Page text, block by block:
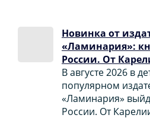
Новинка от
«Ламинария»:
России. От
В августе 2026 в
популярном
«Ламинария»
России. От